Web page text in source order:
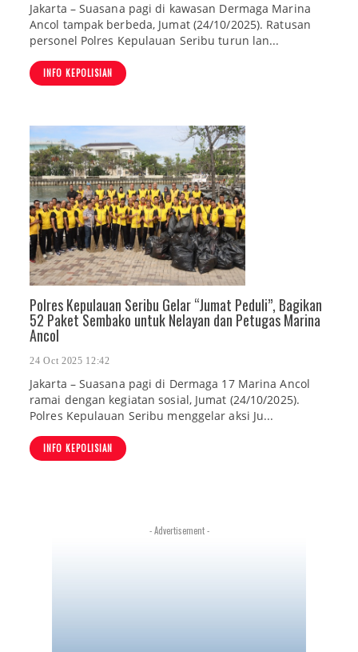
Jakarta – Suasana pagi di kawasan Dermaga Marina
Ancol tampak berbeda, Jumat (24/10/2025). Ratusan
personel Polres Kepulauan Seribu turun lan...
INFO KEPOLISIAN
Polres Kepulauan Seribu Gelar “Jumat Peduli”, Bagikan
52 Paket Sembako untuk Nelayan dan Petugas Marina
Ancol
24 Oct 2025 12:42
Jakarta – Suasana pagi di Dermaga 17 Marina Ancol
ramai dengan kegiatan sosial, Jumat (24/10/2025).
Polres Kepulauan Seribu menggelar aksi Ju...
INFO KEPOLISIAN
- Advertisement -